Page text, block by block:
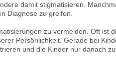
damit stigmatisieren.
Diagnose zu greifen.
zu vermeiden. Oft ist
Persönlichkeit. Gerade bei
und die Kinder nur danach zu